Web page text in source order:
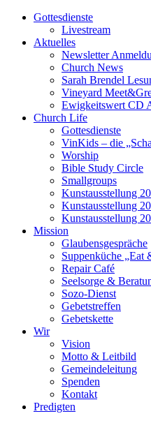
Gottesdienste
Livestream
Aktuelles
Newsletter
Church News
Sarah Brendel
Vineyard
Ewigkeitswert CD
Church Life
Gottesdienste
VinKids – die
Worship
Bible Study Circle
Smallgroups
Kunstausstellung
Kunstausstellung
Kunstausstellung
Mission
Glaubensgespräche
Suppenküche „Eat
Repair Café
Seelsorge &
Sozo-Dienst
Gebetstreffen
Gebetskette
Wir
Vision
Motto & Leitbild
Gemeindeleitung
Spenden
Kontakt
Predigten